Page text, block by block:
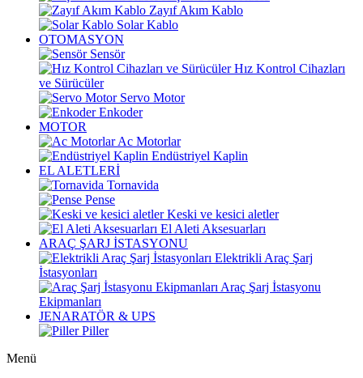
Zayıf Akım Kablo
Solar Kablo
OTOMASYON
Sensör
Hız Kontrol Cihazları
ve Sürücüler
Servo Motor
Enkoder
MOTOR
Ac Motorlar
Endüstriyel Kaplin
EL ALETLERİ
Tornavida
Pense
Keski ve kesici aletler
El Aleti Aksesuarları
ARAÇ ŞARJ İSTASYONU
Elektrikli Araç Şarj
İstasyonları
Araç Şarj İstasyonu
Ekipmanları
JENARATÖR & UPS
Piller
Menü